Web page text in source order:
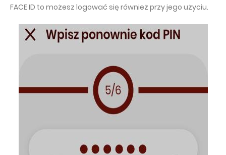
FACE ID to możesz logować się również przy jego użyciu.